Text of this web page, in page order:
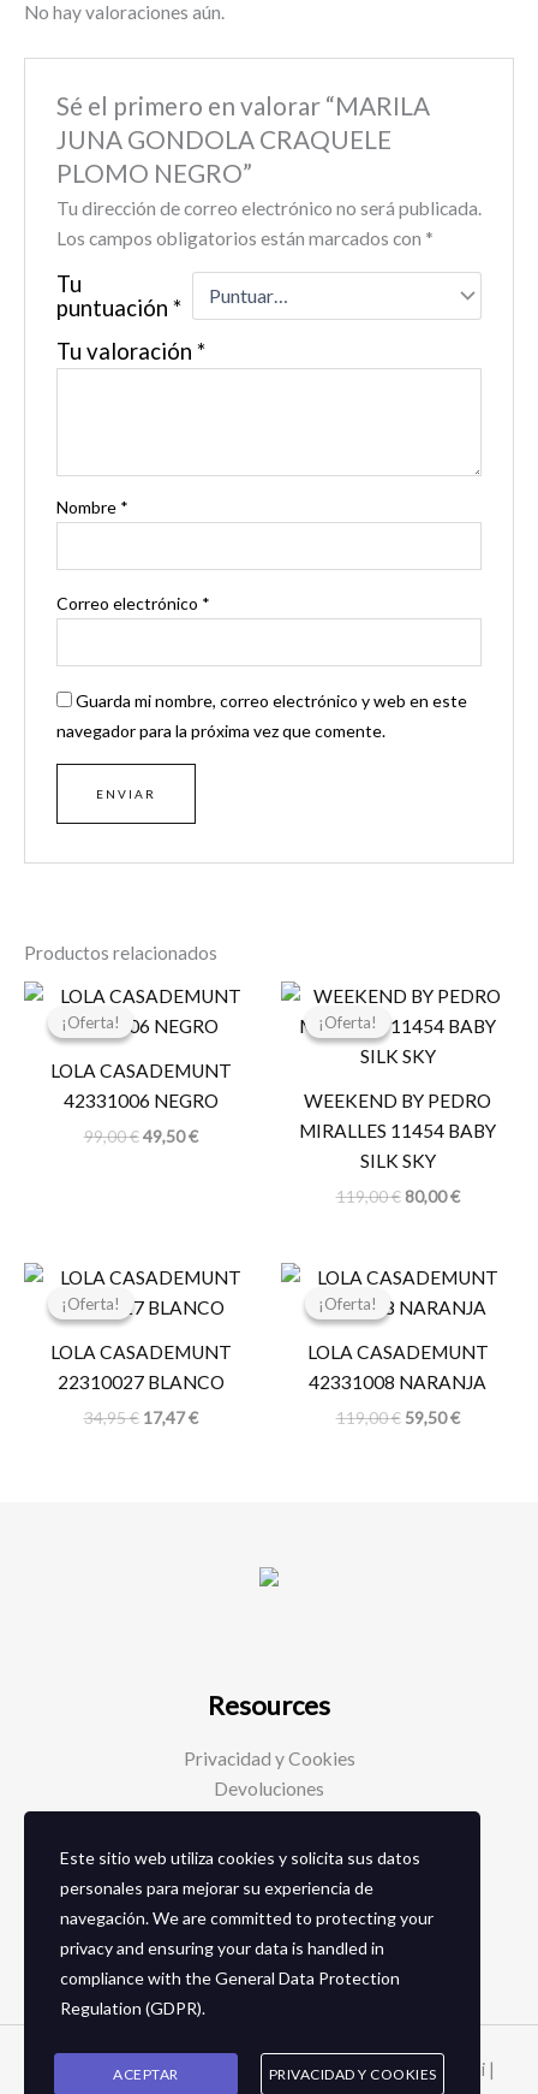
No hay valoraciones aún.
Sé el primero en valorar “MARILA
JUNA GONDOLA CRAQUELE
PLOMO NEGRO”
Tu dirección de correo electrónico no será publicada.
Los campos obligatorios están marcados con *
Tu
puntuación *
Tu valoración *
Nombre *
Correo electrónico *
Guarda mi nombre, correo electrónico y web en este
navegador para la próxima vez que comente.
Productos relacionados
¡Oferta!
¡Oferta!
LOLA CASADEMUNT
42331006 NEGRO
99,00€
El
original
99,00 €.
49,50€
El
actual
49,50 €.
¡Oferta!
¡Oferta!
WEEKEND BY PEDRO
MIRALLES 11454 BABY
SILK SKY
119,00€
El
original
era:
80,00€
El
actual
¡Oferta!
¡Oferta!
LOLA CASADEMUNT
22310027 BLANCO
34,95€
El
original
34,95 €.
17,47€
El
actual
17,47 €.
¡Oferta!
¡Oferta!
LOLA CASADEMUNT
42331008 NARANJA
119,00€
El
original
119,00 €.
59,50€
El
actual
59,50 €.
Resources
Privacidad y Cookies
Devoluciones
Social Media
Facebook
Instagram
Copyright © 2026 Zapaterias en granada - Calzados toñi |
Este sitio web utiliza cookies y solicita sus datos
personales para mejorar su experiencia de
navegación. We are committed to protecting your
privacy and ensuring your data is handled in
compliance with theGeneral Data Protection
Regulation (GDPR).
ACEPTAR PRIVACIDAD Y COOKIES